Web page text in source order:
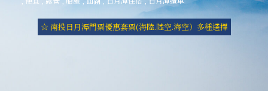
☆ 南投日月潭門票優惠套票(海陸.陸空.海空）多種選擇